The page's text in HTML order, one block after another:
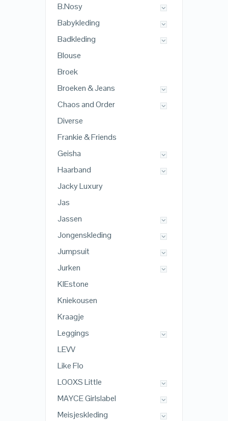
B.Nosy
Babykleding
Badkleding
Blouse
Broek
Broeken & Jeans
Chaos and Order
Diverse
Frankie & Friends
Geisha
Haarband
Jacky Luxury
Jas
Jassen
Jongenskleding
Jumpsuit
Jurken
KIEstone
Kniekousen
Kraagje
Leggings
LEVV
Like Flo
LOOXS Little
MAYCE Girlslabel
Meisjeskleding